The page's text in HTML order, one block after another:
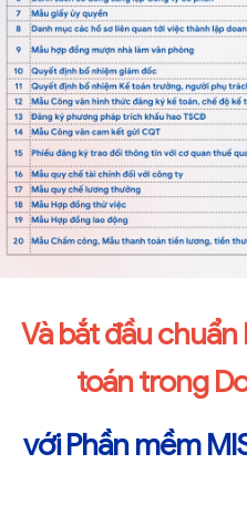
Và bắt đầu
toán trong
với Phần mềm